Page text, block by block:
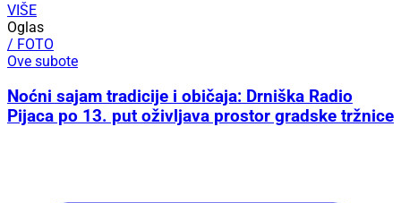
VIŠE
Oglas
/ FOTO
Ove subote
Noćni sajam tradicije i običaja: Drniška Radio
Pijaca po 13. put oživljava prostor gradske tržnice